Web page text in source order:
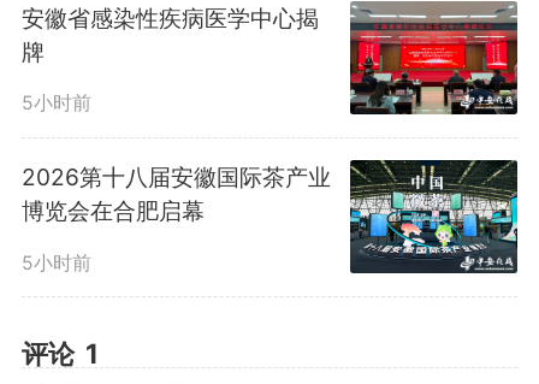
动，累计派出暗访组5109组次，
检查单位19718家，发现整治问题
隐患17788项。依托城市生命线、
危化品、尾矿库等监测预警平台，
对高危企业、重大危险源实时在线
监测，“一行业一策”落实精准防控
措施。各地各有关部门精准落实道
安徽省感染性疾病医学中心揭
牌
5小时前
2026第十八届安徽国际茶产业
博览会在合肥启幕
5小时前
评论 1